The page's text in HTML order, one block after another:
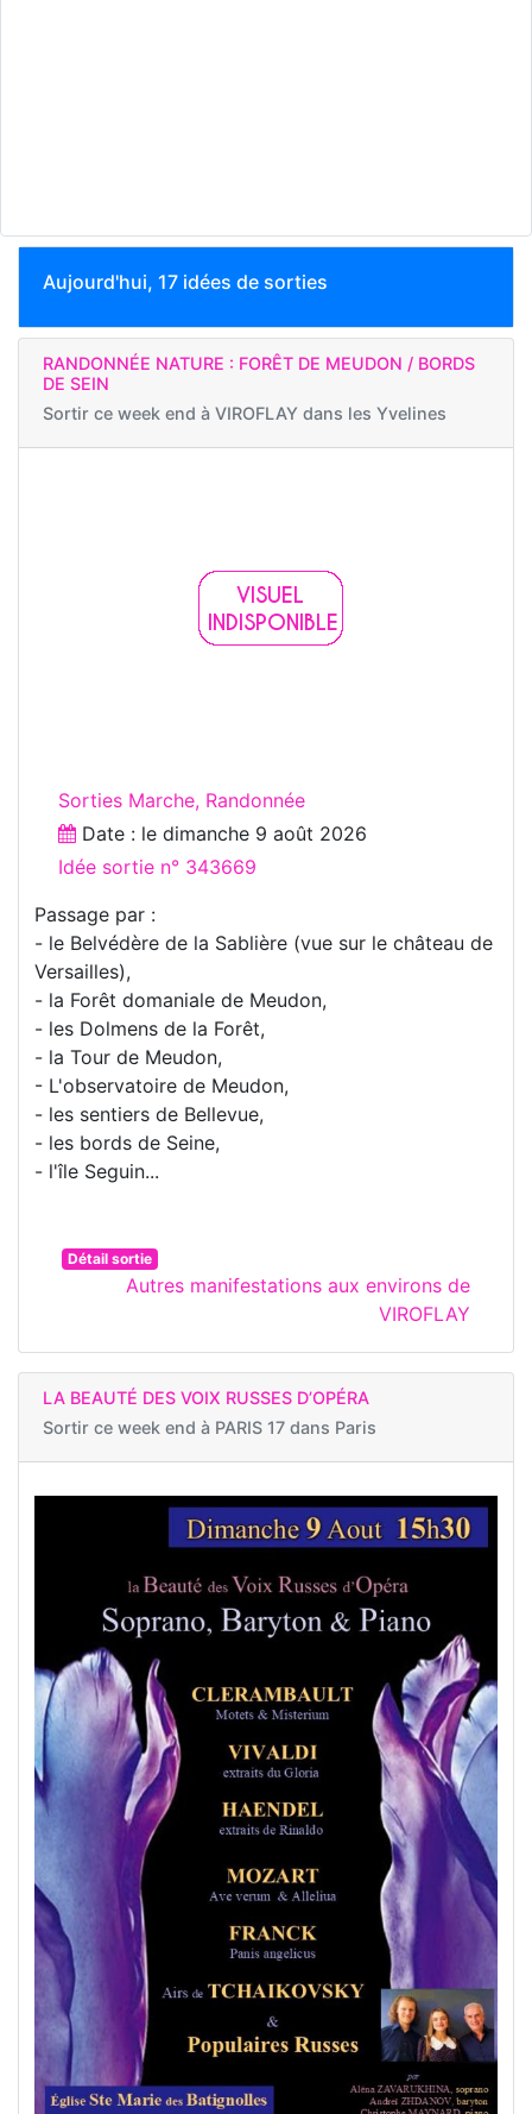
Aujourd'hui, 17 idées de sorties
RANDONNÉE NATURE : FORÊT DE MEUDON / BORDS
DE SEIN
Sortir ce week end à VIROFLAY dans les Yvelines
Sorties Marche, Randonnée
Date : le dimanche 9 août 2026
Idée sortie n° 343669
Passage par :
- le Belvédère de la Sablière (vue sur le château de
Versailles),
- la Forêt domaniale de Meudon,
- les Dolmens de la Forêt,
- la Tour de Meudon,
- L'observatoire de Meudon,
- les sentiers de Bellevue,
- les bords de Seine,
- l'île Seguin...
Détail sortie
Autres manifestations aux environs de
VIROFLAY
LA BEAUTÉ DES VOIX RUSSES D’OPÉRA
Sortir ce week end à PARIS 17 dans Paris